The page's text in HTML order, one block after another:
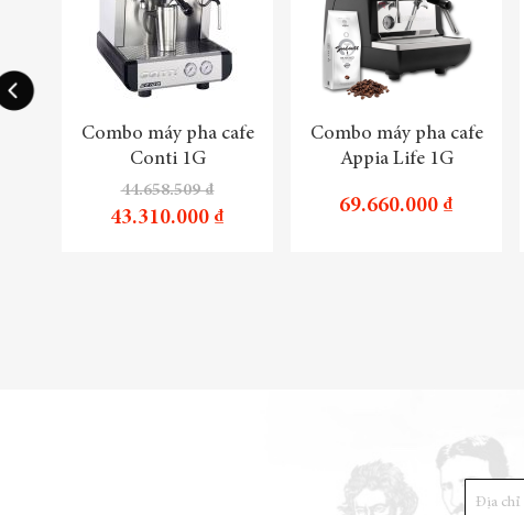
Combo máy pha cafe
Conti 1G
44.658.509 ₫
43.310.000 ₫
Combo máy pha cafe
Appia Life 1G
69.660.000 ₫